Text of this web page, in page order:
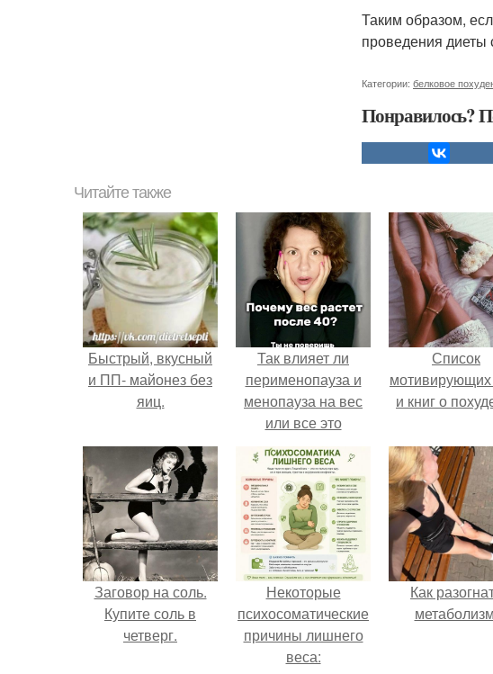
Таким образом,
проведения диеты
Категории: белковое
Понравилось?
Читайте также
Быстрый, вкусный
и ПП- майонез без
яиц.
Так влияет ли
перименопауза и
менопауза на вес
или все это
ерунда?
Список
мотивирующих
и книг о
Заговор на соль.
Купите соль в
четверг.
Некоторые
психосоматические
причины лишнего
веса:
Как